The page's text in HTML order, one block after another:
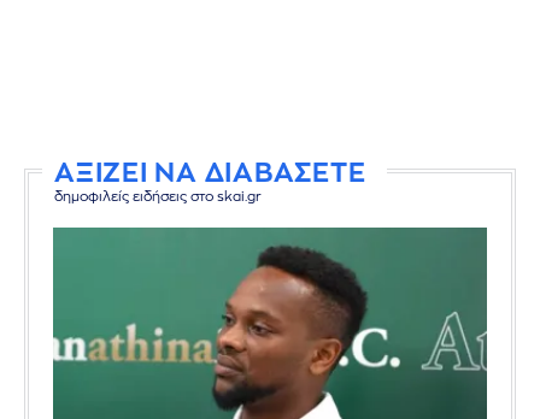
ΑΞΙΖΕΙ ΝΑ ΔΙΑΒΑΣΕΤΕ
δημοφιλείς ειδήσεις στο skai.gr